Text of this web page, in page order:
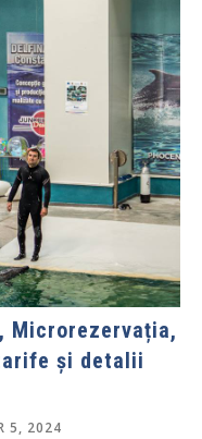
Microrezervația,
și detalii
5, 2024